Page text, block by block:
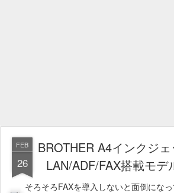
FEB
26
BROTHER A4インクジ
LAN/ADF/FAX搭載モデ
そろそろFAXを導入しないと面倒にな